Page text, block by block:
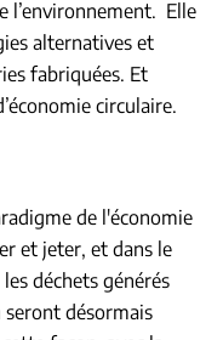
l’environnement. Elle
alternatives et
fabriquées. Et
circulaire.
de l'économie
et jeter, et dans le
déchets générés
seront désormais